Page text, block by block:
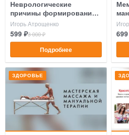
Неврологические
причины формирования
о-образных ног
Игорь Атрощенко
599 ₽3 000 ₽
Подробнее
ЗДОРОВЬЕ